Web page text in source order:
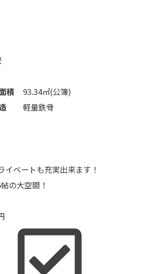
積
93.34㎡(公簿)
軽量鉄骨
ベートも充実出来ます！
の大空間！